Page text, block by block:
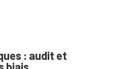
: audit et